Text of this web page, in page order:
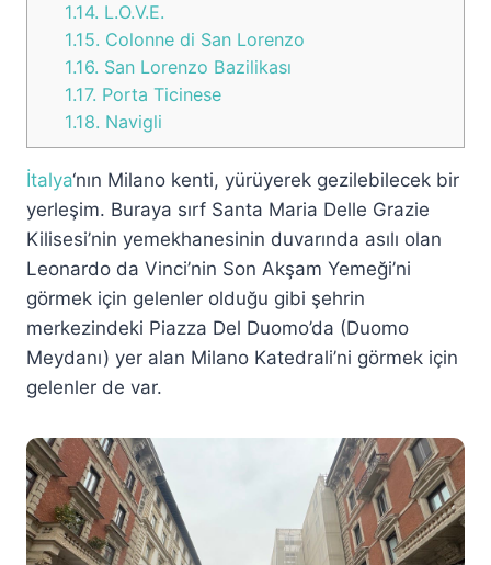
1.14. L.O.V.E.
1.15. Colonne di San Lorenzo
1.16. San Lorenzo Bazilikası
1.17. Porta Ticinese
1.18. Navigli
İtalya‘nın Milano kenti, yürüyerek gezilebilecek bir
yerleşim. Buraya sırf Santa Maria Delle Grazie
Kilisesi’nin yemekhanesinin duvarında asılı olan
Leonardo da Vinci’nin Son Akşam Yemeği’ni
görmek için gelenler olduğu gibi şehrin
merkezindeki Piazza Del Duomo’da (Duomo
Meydanı) yer alan Milano Katedrali’ni görmek için
gelenler de var.